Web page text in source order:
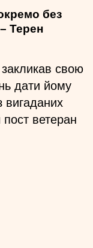
без
Терен
свою
дати йому
вигаданих
пост ветеран